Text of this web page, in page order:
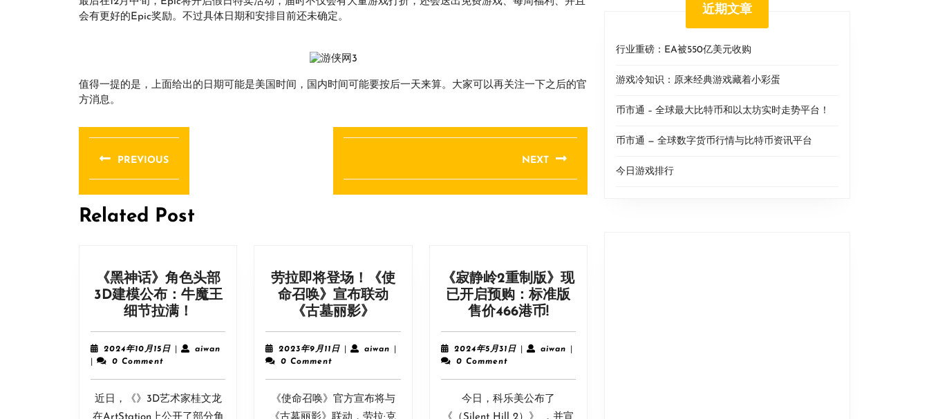
会有更好的Epic奖励。不过具体日期和安排目前还未确定。
值得一提的是，上面给出的日期可能是美国时间，国内时间可能要按后一天来算。大家可以再关注一下之后的官
方消息。
文
章
导
航
PREVIOUS
post:
NEXT
post:
Related Post
《黑神话》角色头部
3D建模公布：牛魔王
细节拉满！
神
话》
色
头
部
2024年10月15日2024
15
日
aiwanaiwan
0 Comment
近日，《》3D艺术家桂文龙
劳拉即将登场！《使
命召唤》宣布联动
《古墓丽影》
拉
即
登
场！
《使
2023年9月11日2023
11
日
aiwan
0 Comment
《使命召唤》官方宣布将与
《寂静岭2重制版》现
已开启预购：标准版
售价466港币!《寂
静
岭
重
制
版》
2024年5月31日2024
31
日
aiwanaiwan
0 Comment
今日，科乐美公布了
近期文章
行业重磅：EA被550亿美元收购
游戏冷知识：原来经典游戏藏着小彩蛋
币市通 – 全球最大比特币和以太坊实时走势平台！
币市通 — 全球数字货币行情与比特币资讯平台
今日游戏排行